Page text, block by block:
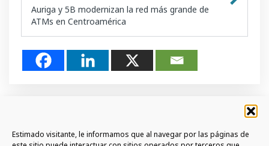
Estimado visitante, le informamos que al navegar por las páginas de
Auriga y 5B modernizan la red más grande de
ATMs en Centroamérica